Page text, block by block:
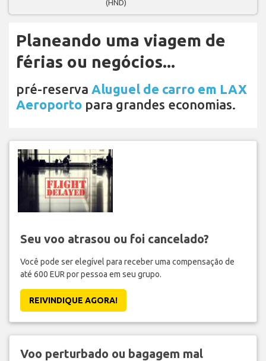
(HND)
Planeando uma viagem de
férias ou negócios...
pré-reserva Aluguel de carro em LAX
Aeroporto para grandes economias.
Seu voo atrasou ou foi cancelado?
Você pode ser elegível para receber uma compensação de
até 600 EUR por pessoa em seu grupo.
REIVINDIQUE AGORA!
Voo perturbado ou bagagem mal